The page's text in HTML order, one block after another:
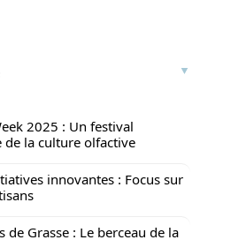
2025 : Un festival
de la culture olfactive
innovantes : Focus sur
de Grasse : Le berceau de la